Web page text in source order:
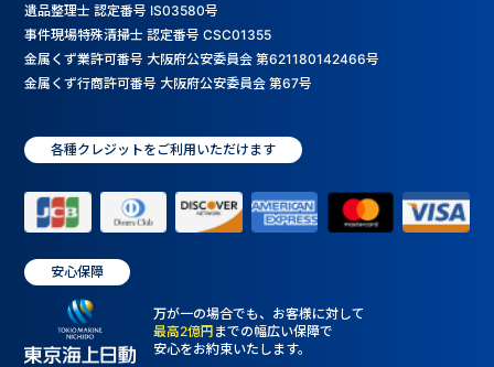
遺品整理士 認定番号 IS03580号
事件現場特殊清掃士 認定番号 CSC01355
金属くず業許可番号 大阪府公安委員会 第621180142466号
金属くず行商許可番号 大阪府公安委員会 第67号
各種クレジットをご利用いただけます
安心保障
万が一の場合でも、お客様に対して
最高2億円 までの幅広い保障で
安心をお約束いたします。